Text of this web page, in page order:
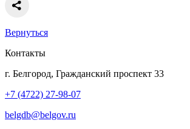
Вернуться
Контакты
г. Белгород, Гражданский проспект 33
+7 (4722) 27-98-07
belgdb@belgov.ru